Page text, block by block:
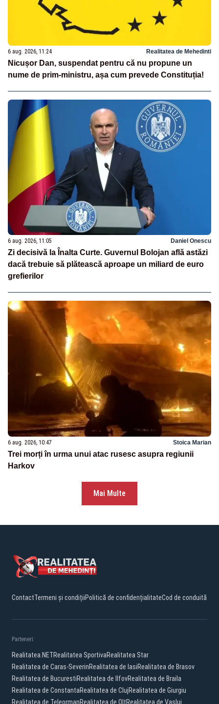
6 aug. 2026, 11:24 Realitatea de Mehedinti
Nicușor Dan, suspendat pentru că nu propune un
nume de prim-ministru, așa cum prevede Constituția!
6 aug. 2026, 11:05 Daniel Onescu
Zi decisivă la Înalta Curte. Guvernul Bolojan află astăzi
dacă trebuie să plătească aproape un miliard de euro
grefierilor
6 aug. 2026, 10:47 Stoica Marian
Trei morți în urma unui atac rusesc asupra regiunii
Harkov
Mai Multe
ContactTermeni și condițiiPolitică de confidențialitateCod de conduită
Parteneri:
Realitatea.NETRealitatea SportivaRealitatea Star
Realitatea de Caras-SeverinRealitatea de IasiRealitatea de Brasov
Realitatea de BucurestiRealitatea de IlfovRealitatea de Braila
Realitatea de ConstantaRealitatea de ClujRealitatea de Giurgiu
Realitatea de TeleormanRealitatea de OltRealitatea de Vaslui